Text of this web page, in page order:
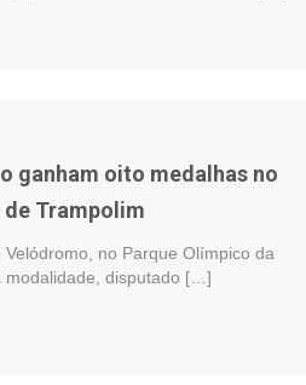
ganham oito medalhas no
Trampolim
no Parque Olímpico da
modalidade, disputado […]